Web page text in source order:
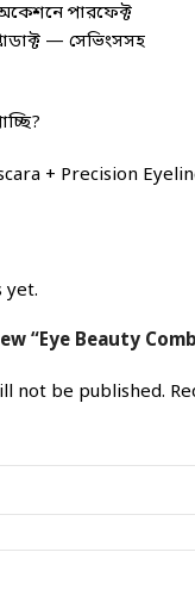
পারফেক্ট​
— সেভিংসসহ​
+ Precision
yet.
“Eye Beauty
not be published.